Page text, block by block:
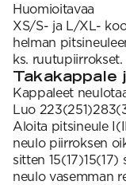
Huomioitavaa
XS/S- ja L/XL-
helman
ks. ruutupiirrokset.
Takakappale
Kappaleet
Luo
Aloita pitsineule
neulo piirroksen
sitten 15(17)15(17)
neulo vasemman